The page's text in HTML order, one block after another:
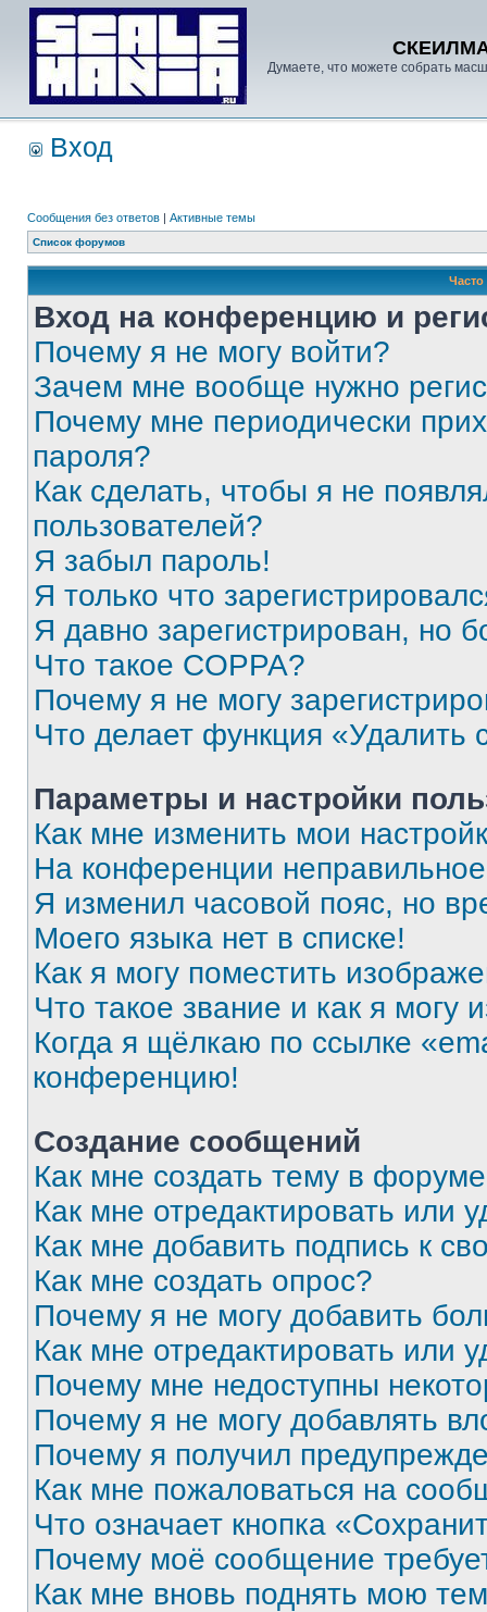
Думаете, что можете собрать
Вход
Сообщения без ответов | Активные темы
Список форумов
Вход на конференцию и
Почему я не могу войти?
Зачем мне вообще нужно
Почему мне периодически
пароля?
Как сделать, чтобы я не
пользователей?
Я забыл пароль!
Я только что
Я давно зарегистрирован, но
Что такое COPPA?
Почему я не могу
Что делает функция «Удалить
Параметры и настройки
Как мне изменить мои
На конференции
Я изменил часовой пояс, но
Моего языка нет в списке!
Как я могу поместить
Что такое звание и как я могу
Когда я щёлкаю по ссылке
конференцию!
Создание сообщений
Как мне создать тему в
Как мне отредактировать или
Как мне добавить подпись к
Как мне создать опрос?
Почему я не могу добавить
Как мне отредактировать или
Почему мне недоступны
Почему я не могу добавлять
Почему я получил
Как мне пожаловаться на
Что означает кнопка
Почему моё сообщение
Как мне вновь поднять мою